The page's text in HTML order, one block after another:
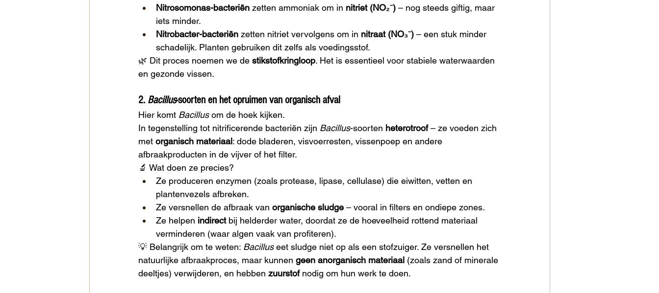
Nitrosomonas-bacteriën zetten ammoniak om in nitriet (NO₂⁻) – nog steeds giftig, maar
iets minder.
Nitrobacter-bacteriën zetten nitriet vervolgens om in nitraat (NO₃⁻) – een stuk minder
schadelijk. Planten gebruiken dit zelfs als voedingsstof.
🌿 Dit proces noemen we de stikstofkringloop. Het is essentieel voor stabiele waterwaarden
en gezonde vissen.
2. Bacillus-soorten en het opruimen van organisch afval
Hier komt Bacillus om de hoek kijken.
In tegenstelling tot nitrificerende bacteriën zijn Bacillus-soorten heterotroof – ze voeden zich
met organisch materiaal: dode bladeren, visvoerresten, vissenpoep en andere
afbraakproducten in de vijver of het filter.
🔬 Wat doen ze precies?
Ze produceren enzymen (zoals protease, lipase, cellulase) die eiwitten, vetten en
plantenvezels afbreken.
Ze versnellen de afbraak van organische sludge – vooral in filters en ondiepe zones.
Ze helpen indirect bij helderder water, doordat ze de hoeveelheid rottend materiaal
verminderen (waar algen vaak van profiteren).
💡 Belangrijk om te weten: Bacillus eet sludge niet op als een stofzuiger. Ze versnellen het
natuurlijke afbraakproces, maar kunnen geen anorganisch materiaal (zoals zand of minerale
deeltjes) verwijderen, en hebben zuurstof nodig om hun werk te doen.